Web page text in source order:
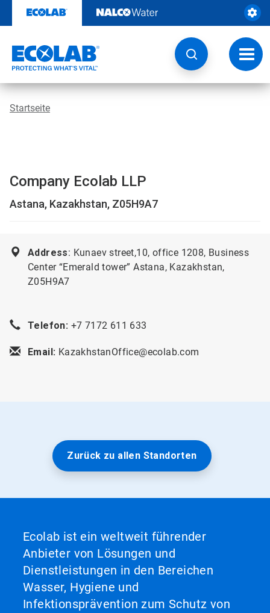
Inhalt
Startseite
Company Ecolab LLP
Astana, Kazakhstan, Z05H9A7
Address: Kunaev street,10, office 1208, Business
Center “Emerald tower” Astana, Kazakhstan,
Z05H9A7
Telefon: +7 7172 611 633
Email: KazakhstanOffice@ecolab.com
Zurück zu allen Standorten
Ecolab ist ein weltweit führender
Anbieter von Lösungen und
Dienstleistungen in den Bereichen
Wasser, Hygiene und
Infektionsprävention zum Schutz von